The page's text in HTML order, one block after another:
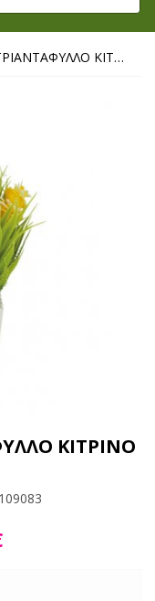
ΚΙΤΡΙΝΟ 21ΕΚ.
ΚΙΤΡΙΝΟ